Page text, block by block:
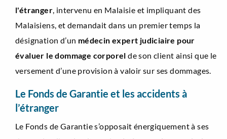
l'étranger, intervenu en Malaisie et impliquant des
Malaisiens, et demandait dans un premier temps la
désignation d’un médecin expert judiciaire pour
évaluer le dommage corporel de son client ainsi que le
versement d’une provision à valoir sur ses dommages.
Le Fonds de Garantie et les accidents à
l’étranger
Le Fonds de Garantie s’opposait énergiquement à ses